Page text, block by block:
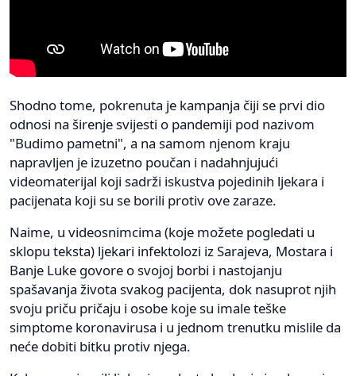
Shodno tome, pokrenuta je kampanja čiji se prvi dio
odnosi na širenje svijesti o pandemiji pod nazivom
"Budimo pametni", a na samom njenom kraju
napravljen je izuzetno poučan i nadahnjujući
videomaterijal koji sadrži iskustva pojedinih ljekara i
pacijenata koji su se borili protiv ove zaraze.
Naime, u videosnimcima (koje možete pogledati u
sklopu teksta) ljekari infektolozi iz Sarajeva, Mostara i
Banje Luke govore o svojoj borbi i nastojanju
spašavanja života svakog pacijenta, dok nasuprot njih
svoju priču pričaju i osobe koje su imale teške
simptome koronavirusa i u jednom trenutku mislile da
neće dobiti bitku protiv njega.